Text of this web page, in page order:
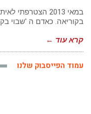
במאי 2013
בקוריאה. כאדם ה 'שבוי
קרא עוד ←
עמוד הפייסבוק שלנו